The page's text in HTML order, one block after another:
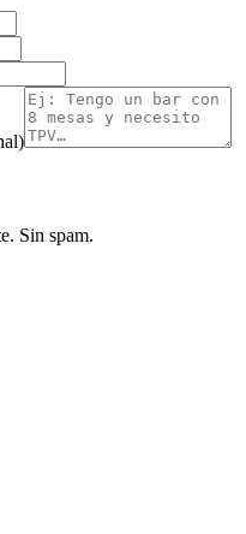
Sin spam.